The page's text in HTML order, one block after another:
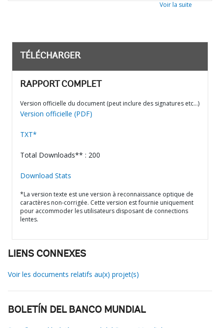
Voir la suite
TÉLÉCHARGER
RAPPORT COMPLET
Version officielle du document (peut inclure des signatures etc…)
Version officielle (PDF)
TXT*
Total Downloads** : 200
Download Stats
*La version texte est une version à reconnaissance optique de
caractères non-corrigée. Cette version est fournie uniquement
pour accommoder les utilisateurs disposant de connections
lentes.
LIENS CONNEXES
Voir les documents relatifs au(x) projet(s)
BOLETÍN DEL BANCO MUNDIAL